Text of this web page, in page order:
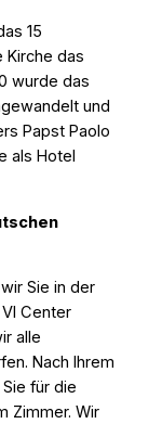
15
Kirche das
wurde das
und
Papst Paolo
als Hotel
Sie in der
Center
alle
Nach Ihrem
für die
Zimmer. Wir